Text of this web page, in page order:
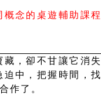
念的桌遊輔助課程
，卻不甘讓它消失
中，把握時間，找
作了。